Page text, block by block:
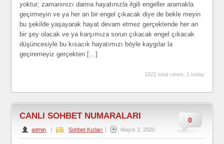
yoktur; zamanınızı daima hayatınızla ilgili engeller aramakla
geçirmeyin ve ya her an bir engel çıkacak diye de bekle meyin
bu şekilde yaşayarak hayat devam etmez gerçektende her an
bir şey olacak ve ya karşımıza sorun çıkacak engel çıkacak
düşüncesiyle bu kısacık hayatımızı böyle kaygılar la
geçiremeyiz gerçekten […]
1822 total views, 1 today
0
CANLI SOHBET NUMARALARI
admin | Sohbet Kızları | Mayıs 2, 2020